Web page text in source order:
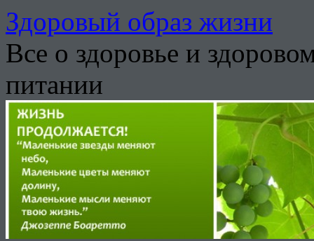
Здоровый образ жизни
Все о здоровье и
питании